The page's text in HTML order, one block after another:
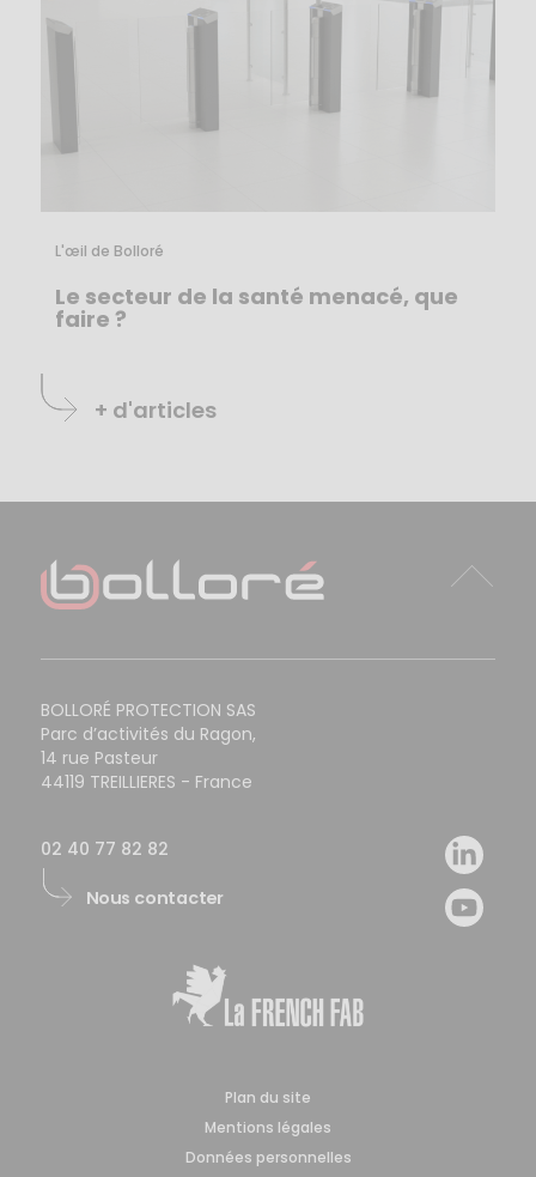
L'œil de Bolloré
Le secteur de la santé menacé, que
faire ?
+ d'articles
BOLLORÉ PROTECTION SAS
Parc d’activités du Ragon,
14 rue Pasteur
44119 TREILLIERES - France
02 40 77 82 82
Nous contacter
Plan du site
Mentions légales
Données personnelles